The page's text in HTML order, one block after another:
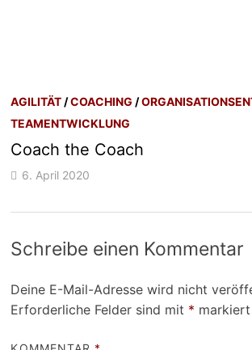
AGILITÄT /COACHING /
TEAMENTWICKLUNG
Coach the Coach
6. April 2020
Schreibe einen Kommentar
Deine E-Mail-Adresse wird nicht
Erforderliche Felder sind mit * markiert